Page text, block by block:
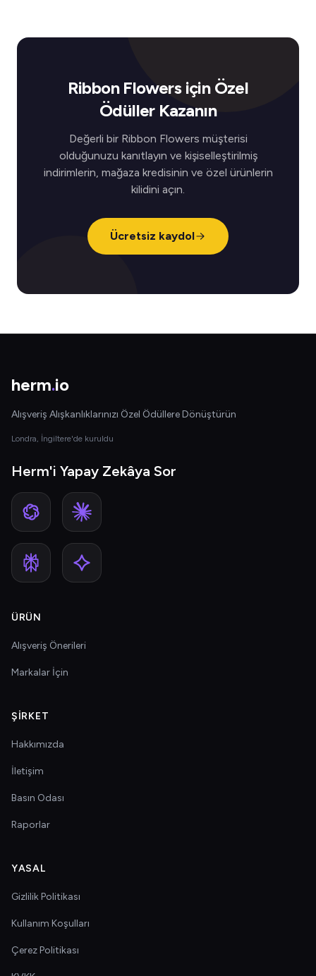
Ribbon Flowers için Özel
Ödüller Kazanın
Değerli bir Ribbon Flowers müşterisi
olduğunuzu kanıtlayın ve kişiselleştirilmiş
indirimlerin, mağaza kredisinin ve özel ürünlerin
kilidini açın.
Ücretsiz kaydol
herm.io
Alışveriş Alışkanlıklarınızı Özel Ödüllere Dönüştürün
Londra, İngiltere'de kuruldu
Herm'i Yapay Zekâya Sor
ÜRÜN
Alışveriş Önerileri
Markalar İçin
ŞIRKET
Hakkımızda
İletişim
Basın Odası
Raporlar
YASAL
Gizlilik Politikası
Kullanım Koşulları
Çerez Politikası